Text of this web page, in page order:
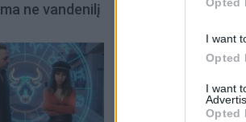
I want
Opted
I want
Opted
ne vandenilį